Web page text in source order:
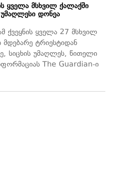
ყველა მსხვილ ქალაქში
დონეა
ქვეყნის ყველა 27 მსხვილ
ტრიესტიდან
სიცხის უმაღლეს, წითელი
The Guardian-ი